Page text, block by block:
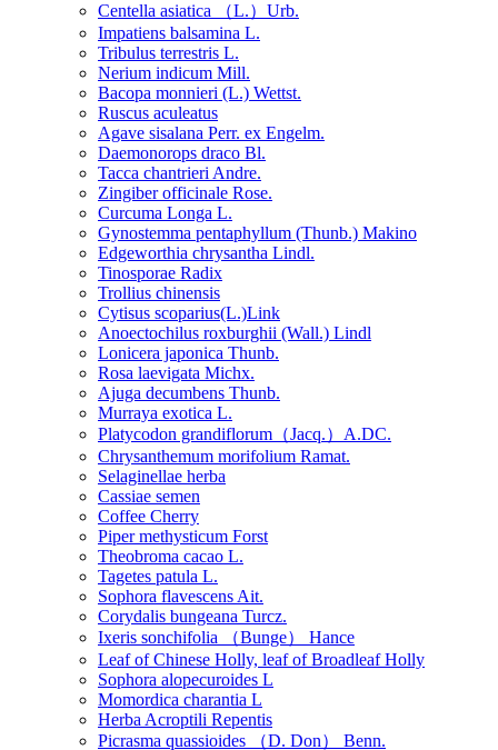
Centella asiatica （L.）Urb.
Impatiens balsamina L.
Tribulus terrestris L.
Nerium indicum Mill.
Bacopa monnieri (L.) Wettst.
Ruscus aculeatus
Agave sisalana Perr. ex Engelm.
Daemonorops draco Bl.
Tacca chantrieri Andre.
Zingiber officinale Rose.
Curcuma Longa L.
Gynostemma pentaphyllum (Thunb.) Makino
Edgeworthia chrysantha Lindl.
Tinosporae Radix
Trollius chinensis
Cytisus scoparius(L.)Link
Anoectochilus roxburghii (Wall.) Lindl
Lonicera japonica Thunb.
Rosa laevigata Michx.
Ajuga decumbens Thunb.
Murraya exotica L.
Platycodon grandiflorum（Jacq.）A.DC.
Chrysanthemum morifolium Ramat.
Selaginellae herba
Cassiae semen
Coffee Cherry
Piper methysticum Forst
Theobroma cacao L.
Tagetes patula L.
Sophora flavescens Ait.
Corydalis bungeana Turcz.
Ixeris sonchifolia （Bunge） Hance
Leaf of Chinese Holly, leaf of Broadleaf Holly
Sophora alopecuroides L
Momordica charantia L
Herba Acroptili Repentis
Picrasma quassioides （D. Don） Benn.